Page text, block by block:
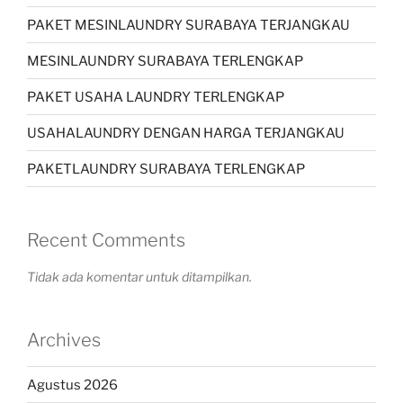
PAKET MESINLAUNDRY SURABAYA TERJANGKAU
MESINLAUNDRY SURABAYA TERLENGKAP
PAKET USAHA LAUNDRY TERLENGKAP
USAHALAUNDRY DENGAN HARGA TERJANGKAU
PAKETLAUNDRY SURABAYA TERLENGKAP
Recent Comments
Tidak ada komentar untuk ditampilkan.
Archives
Agustus 2026